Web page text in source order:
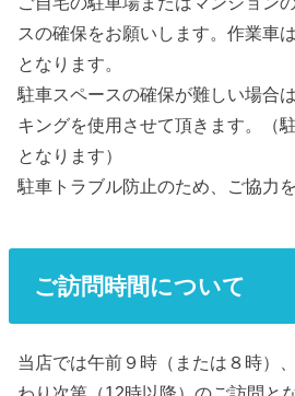
スの確保をお願いします。作業車
となります。
駐車スペースの確保が難しい場合
キングを使用させて頂きます。（
となります）
駐車トラブル防止のため、ご協力
ご訪問時間について
当店では午前９時（または８時）